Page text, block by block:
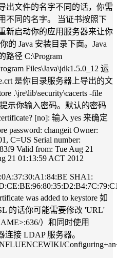
出文件的名字不同的话，你需
不同的名字。 当证书按照下
新启动你的应用服务器来让你
的 Java 安装目录下面。Java
路径 C:\Program
Files\Java\jdk1.5.0_12 运
是你目录服务器上导出的文
.\jre\lib\security\cacerts -file
提示你输入密码。默认的密码
[no]: 输入 yes 来确定
password: changeit Owner:
C=US Serial number:
Valid from: Tue Aug 21
21 01:13:59 ACT 2012
SHA1:
was added to keystore 如
的话你可能需要修改 'URL'
）和同时使用
连接 LDAP 服务器。